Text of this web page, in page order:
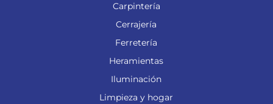
Carpintería
Cerrajería
Ferretería
Heramientas
Iluminación
Limpieza y hogar